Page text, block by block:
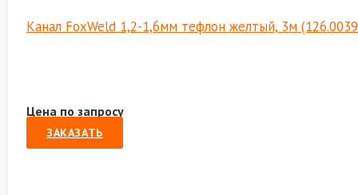
Канал FoxWeld 1,2-1,6мм тефлон желтый, 3м
Цена по запросу
ЗАКАЗАТЬ